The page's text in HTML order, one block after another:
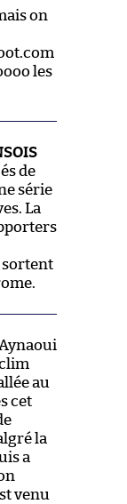
on
les
de
série
La
sortent
au
cet
la
a
venu